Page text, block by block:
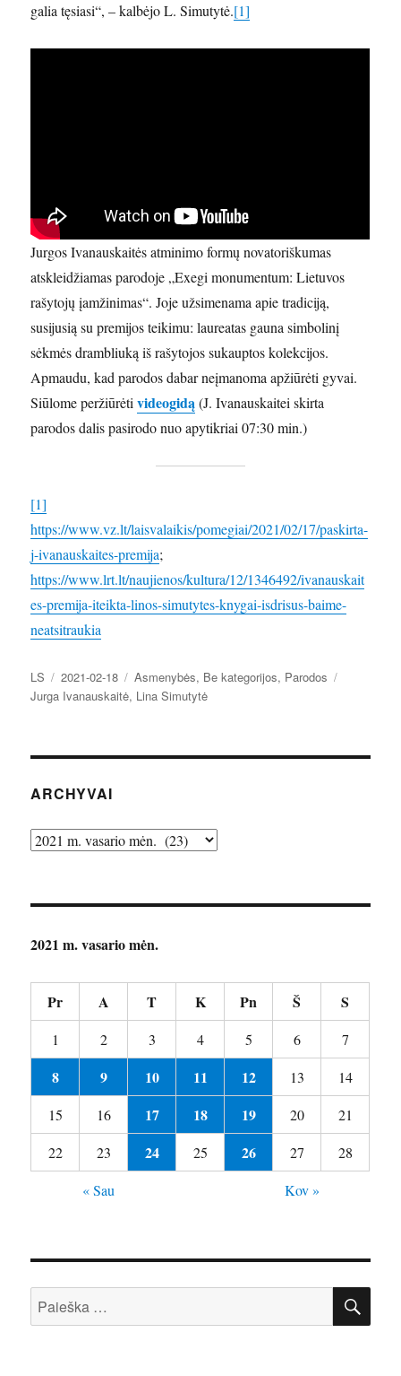
galia tęsiasi“, – kalbėjo L. Simutytė.[1]
Jurgos Ivanauskaitės atminimo formų novatoriškumas
atskleidžiamas parodoje „Exegi monumentum: Lietuvos
rašytojų įamžinimas“. Joje užsimenama apie tradiciją,
susijusią su premijos teikimu: laureatas gauna simbolinį
sėkmės drambliuką iš rašytojos sukauptos kolekcijos.
Apmaudu, kad parodos dabar neįmanoma apžiūrėti gyvai.
Siūlome peržiūrėtivideogidą(J. Ivanauskaitei skirta
parodos dalis pasirodo nuo apytikriai 07:30 min.)
[1]
https://www.vz.lt/laisvalaikis/pomegiai/2021/02/17/paskirta-
j-ivanauskaites-premija;
https://www.lrt.lt/naujienos/kultura/12/1346492/ivanauskait
es-premija-iteikta-linos-simutytes-knygai-isdrisus-baime-
neatsitraukia
Autorius
LS Paskelbta
2021-02-18 Kategorijos
Asmenybės, Be kategorijos, Parodos
Jurga Ivanauskaitė, Lina Simutytė
ARCHYVAI
Archyvai
2021 m. vasario mėn.
Pr A T K Pn Š S
1 2 3 4 5 6 7
8 9 10 11 12 13
14
15
16 17 18 19 20
21
22
23 24 25 26 27
28
« Sau
Kov »
Ieškoti: